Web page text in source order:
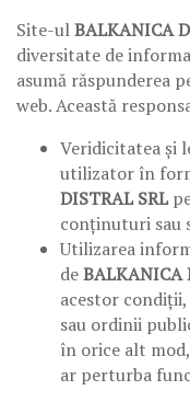
Site-ulBALKANICA
diversitate de
asumă răspunderea
web. Această
Veridicitatea și
utilizator în
DISTRAL SRL
conținuturi sau
Utilizarea
deBALKANICA
acestor
sau ordinii
în orice alt
ar perturba